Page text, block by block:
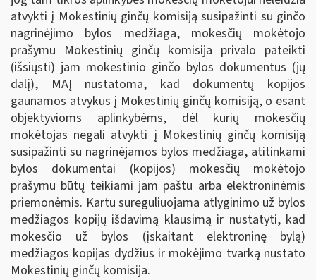
atvykti į Mokestinių ginčų komisiją susipažinti su ginčo
nagrinėjimo bylos medžiaga, mokesčių mokėtojo
prašymu Mokestinių ginčų komisija privalo pateikti
(išsiųsti) jam mokestinio ginčo bylos dokumentus (jų
dalį), MAĮ nustatoma, kad dokumentų kopijos
gaunamos atvykus į Mokestinių ginčų komisiją, o esant
objektyvioms aplinkybėms, dėl kurių mokesčių
mokėtojas negali atvykti į Mokestinių ginčų komisiją
susipažinti su nagrinėjamos bylos medžiaga, atitinkami
bylos dokumentai (kopijos) mokesčių mokėtojo
prašymu būtų teikiami jam paštu arba elektroninėmis
priemonėmis. Kartu sureguliuojama atlyginimo už bylos
medžiagos kopijų išdavimą klausimą ir nustatyti, kad
mokesčio už bylos (įskaitant elektroninę bylą)
medžiagos kopijas dydžius ir mokėjimo tvarką nustato
Mokestinių ginčų komisija.